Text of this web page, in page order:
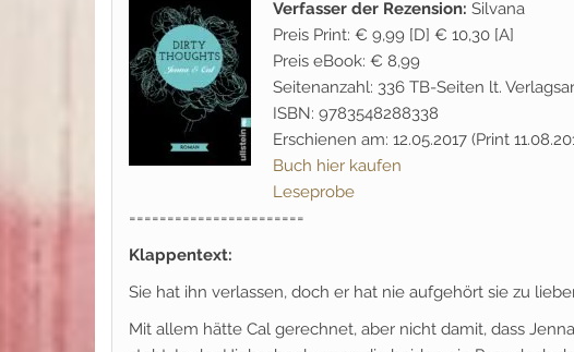
Verfasser der Rezension: Silvana
Preis Print: € 9,99 [D] € 10,30 [A]
Preis eBook: € 8,99
Seitenanzahl: 336 TB-Seiten lt.
ISBN: 9783548288338
Erschienen am: 12.05.2017 (Print
Buch hier kaufen
Leseprobe
=======================
Klappentext:
Sie hat ihn verlassen, doch er hat nie aufgehört sie zu
Mit allem hätte Cal gerechnet, aber nicht damit, dass